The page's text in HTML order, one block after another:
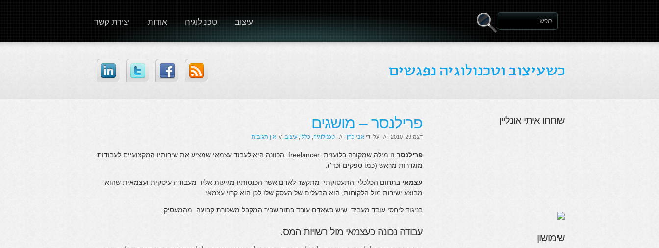
יצירת קשר אודות טכנולוגיה עיצוב
פרילנסר – מושגים
דצמ 29, 2010 // על ידי אבי כהן // טכנולוגיה כללי עיצוב // אין תגובות
פרילנסר
זו מילה שמקורה בלועזית freelancer הכוונה היא לעבוד עצמאי שמציע את שירותיו המקצועיים לעבודות
מוגדרות מראש (כמו ספקים וכד').
עצמאי בתחום הכלכלי והתעסוקתי מתקשר לאדם אשר הכנסותיו מגיעות אליו מעבודה עיסקית ועצמאית שהוא
מבוצע ישירות מול הלקוחות, הוא הבעלים של העסק שלו לכן הוא קרוי עצמאי.
בניגוד ליחסי עובד מעביד שיש כשאדם עובד בתור שכיר המקבל משכורת קבועה מהמעסיק.
עבודה נכונה כעצמאי מול רשויות המס.
שוחחו איתי אונליין
שימושון